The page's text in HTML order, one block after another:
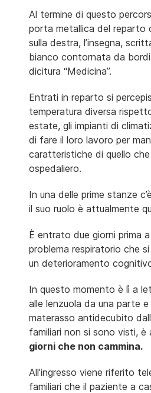
Al termine di questo
porta metallica del reparto
sulla destra, l’insegna,
bianco contornata da
dicitura “Medicina”.
Entrati in reparto si
temperatura diversa
estate, gli impianti di
di fare il loro lavoro per
caratteristiche di quello che
ospedaliero.
In una delle prime stanze
il suo ruolo è attualmente
È entrato due giorni prima
problema respiratorio che
un deterioramento
In questo momento è lì a
alle lenzuola da una parte
materasso antidecubito
familiari non si sono visti,
giorni che non cammina.
All’ingresso viene riferito
familiari che il paziente a